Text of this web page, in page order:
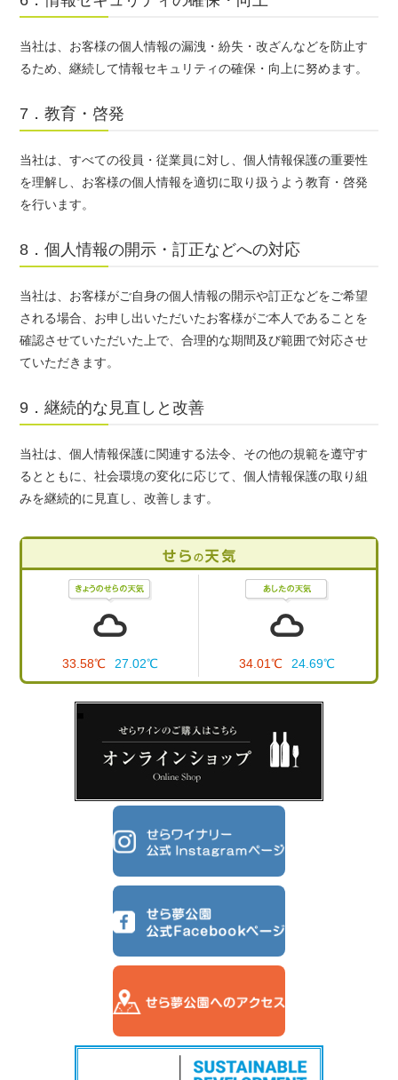
当社は、お客様の個人情報の漏洩・紛失・改ざんなどを防止す
るため、継続して情報セキュリティの確保・向上に努めます。
7．教育・啓発
当社は、すべての役員・従業員に対し、個人情報保護の重要性
を理解し、お客様の個人情報を適切に取り扱うよう教育・啓発
を行います。
8．個人情報の開示・訂正などへの対応
当社は、お客様がご自身の個人情報の開示や訂正などをご希望
される場合、お申し出いただいたお客様がご本人であることを
確認させていただいた上で、合理的な期間及び範囲で対応させ
ていただきます。
9．継続的な見直しと改善
当社は、個人情報保護に関連する法令、その他の規範を遵守す
るとともに、社会環境の変化に応じて、個人情報保護の取り組
みを継続的に見直し、改善します。
33.58℃ 27.02℃ 34.01℃ 24.69℃